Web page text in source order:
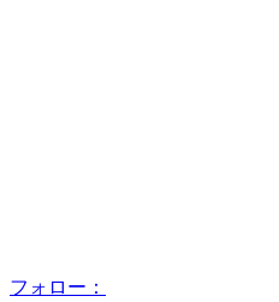
フォロー：